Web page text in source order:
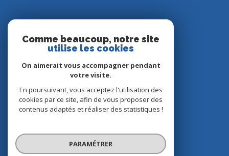
Traduction powered by Google
Comme beaucoup, notre site
utilise les cookies
On aimerait vous accompagner pendant
votre visite.
En poursuivant, vous acceptez l'utilisation des
cookies par ce site, afin de vous proposer des
contenus adaptés et réaliser des statistiques !
PARAMÉTRER